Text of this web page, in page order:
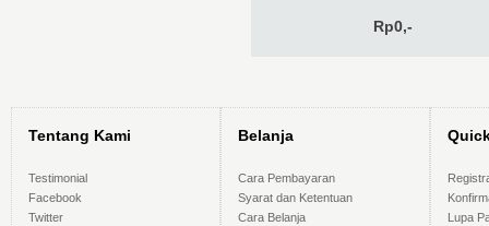
Rp0,-
Tentang Kami
Testimonial
Facebook
Twitter
Belanja
Cara Pembayaran
Syarat dan Ketentuan
Cara Belanja
Lupa